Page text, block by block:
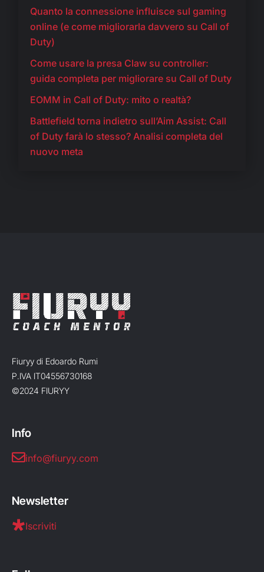
Quanto la connessione influisce sul gaming
online (e come migliorarla davvero su Call of
Duty)
Come usare la presa Claw su controller:
guida completa per migliorare su Call of Duty
EOMM in Call of Duty: mito o realtà?
Battlefield torna indietro sull’Aim Assist: Call
of Duty farà lo stesso? Analisi completa del
nuovo meta
Fiuryy di Edoardo Rumi
P.IVA IT04556730168
©2024 FIURYY
Info
info@fiuryy.com
Newsletter
Iscriviti